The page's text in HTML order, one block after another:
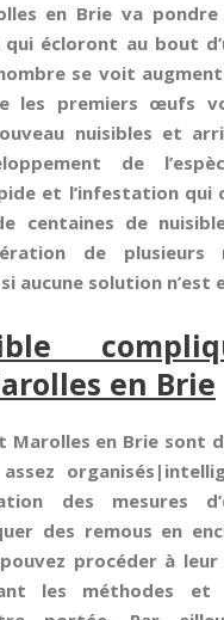
en Brie va
écloront au bout
se voit
les premiers œufs
nuisibles et
de
et l’infestation qui
centaines de
de plusieurs
aucune solution n’est
en Brie
Marolles en Brie sont
des mesures
des remous en
procéder à
les méthodes et